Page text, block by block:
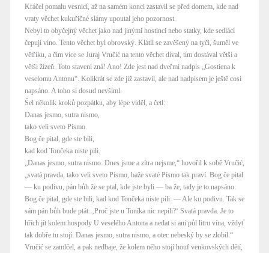
Kráčel pomalu vesnicí, až na samém konci zastavil se před domem, kde nad
vraty věchet kukuřičné slámy upoutal jeho pozornost.
Nebyl to obyčejný věchet jako nad jinými hostinci nebo statky, kde sedláci
čepují víno. Tento věchet byl obrovský. Klátil se zavěšený na tyči, šuměl ve
větříku, a čím více se Juraj Vručić na tento věchet díval, tím dostával větší a
větši žízeň. Toto stavení zná! Ano! Zde jest nad dveřmi nadpis „Gostiena k
veselomu Antonu“. Kolikrát se zde již zastavil, ale nad nadpisem je ještě cosi
napsáno. A toho si dosud nevšiml.
Šel několik kroků pozpátku, aby lépe viděl, a četl:
Danas jesmo, sutra nismo,
tako veli sveto Pismo.
Bog če pital, gde ste bili,
kad kod Tončeka niste pili.
„Danas jesmo, sutra nismo. Dnes jsme a zítra nejsme,“ hovořil k sobě Vručić,
„svatá pravda, tako veli sveto Pismo, baže svaté Písmo tak praví. Bog če pital
— ku podivu, pán bůh že se ptal, kde jste byli — ba že, tady je to napsáno:
Bog če pital, gde ste bili, kad kod Tončeka niste pili. — Ale ku podivu. Tak se
sám pán bůh bude ptát: ‚Proč jste u Toníka nic nepili?‘ Svatá pravda. Je to
hřích jít kolem hospody U veselého Antona a nedat si ani půl litru vína, vždyť
tak dobře tu stojí: Danas jesmo, sutra nismo, a otec nebeský by se zlobil.“
Vručić se zamlčel, a pak nedbaje, že kolem něho stojí houf venkovských dětí,